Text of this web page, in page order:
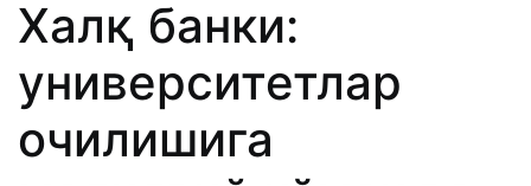
Халқ банки:
университетлар
очилишига